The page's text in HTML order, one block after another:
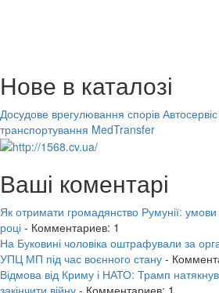
Нове в каталозі
Досудове врегулювання спорів
транспортування MedTransfer
Ваші коментарі
Як отримати громадянство Румунії:
році - Комментариев: 1
На Буковині чоловіка оштрафували за
УПЦ МП під час воєнного стану -
Відмова від Криму і НАТО: Трамп